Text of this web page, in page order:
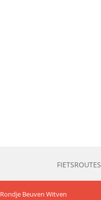
FIETSROUTES
Rondje Beuven Witven